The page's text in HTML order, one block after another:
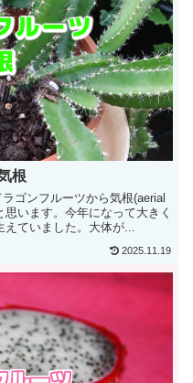
根
ゴンフルーツから気根(aerial
います。今年になって大きく
えていました。大体が...
2025.11.19